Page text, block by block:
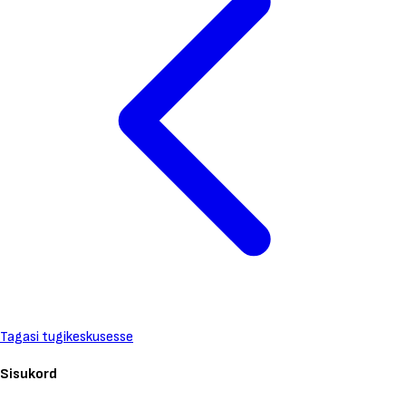
Tagasi tugikeskusesse
Sisukord